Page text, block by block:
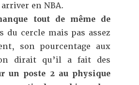
en NBA.
tout de même de
du cercle mais pas assez
son pourcentage aux
dirait qu’il a fait des
un poste 2 au physique